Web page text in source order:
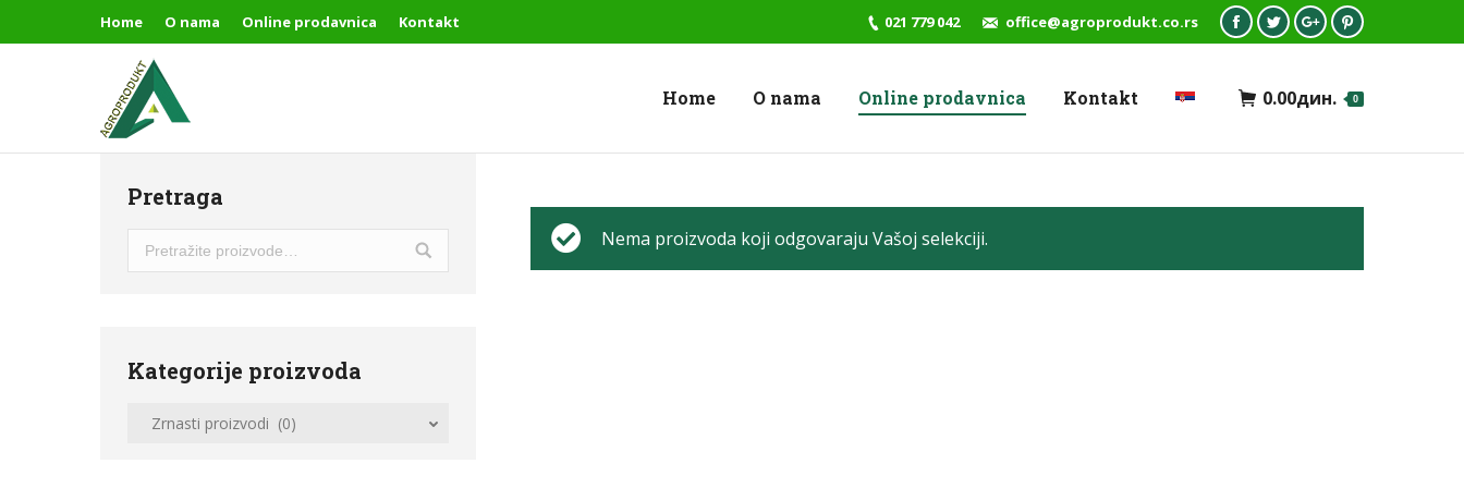
Home O nama Online prodavnica Kontakt 021 779 042 office@agroprodukt.co.rs Facebook
TwitterGoogle+Pinterest
Home O nama Online prodavnica Kontakt 0.00дин. 0
Nema proizvoda koji odgovaraju Vašoj selekciji.
Pretraga
Kategorije proizvoda
Zrnasti proizvodi (0)